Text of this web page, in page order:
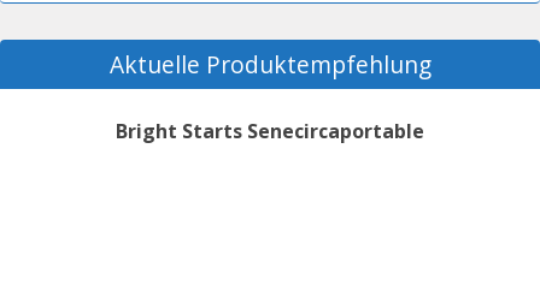
Aktuelle Produktempfehlung
Bright Starts Senecircaportable